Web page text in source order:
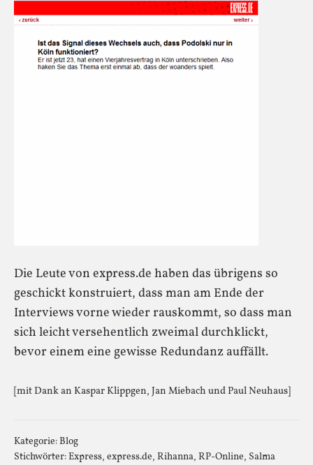
Die Leute von express.de haben das übrigens so
geschickt konstruiert, dass man am Ende der
Interviews vorne wieder rauskommt, so dass man
sich leicht versehentlich zweimal durchklickt,
bevor einem eine gewisse Redundanz auffällt.
[mit Dank an Kaspar Klippgen, Jan Miebach und Paul Neuhaus]
Kategorie:Blog
Stichwörter:Express, express.de, Rihanna, RP-Online, Salma